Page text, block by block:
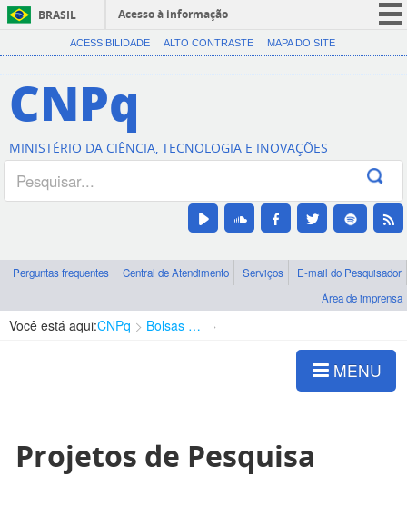
BRASIL
Acesso à informação
CORONAVÍRUS (COVID-19)
Canais
ACESSIBILIDADE ALTO CONTRASTE MAPA DO SITE
CNPq
MINISTÉRIO DA CIÊNCIA, TECNOLOGIA E INOVAÇÕES
Perguntas frequentes Central de Atendimento Serviços
E-mail do Pesquisador
Área de imprensa
Você está aqui:CNPq Bolsas e Auxílios Vigentes
MENU
Projetos de Pesquisa